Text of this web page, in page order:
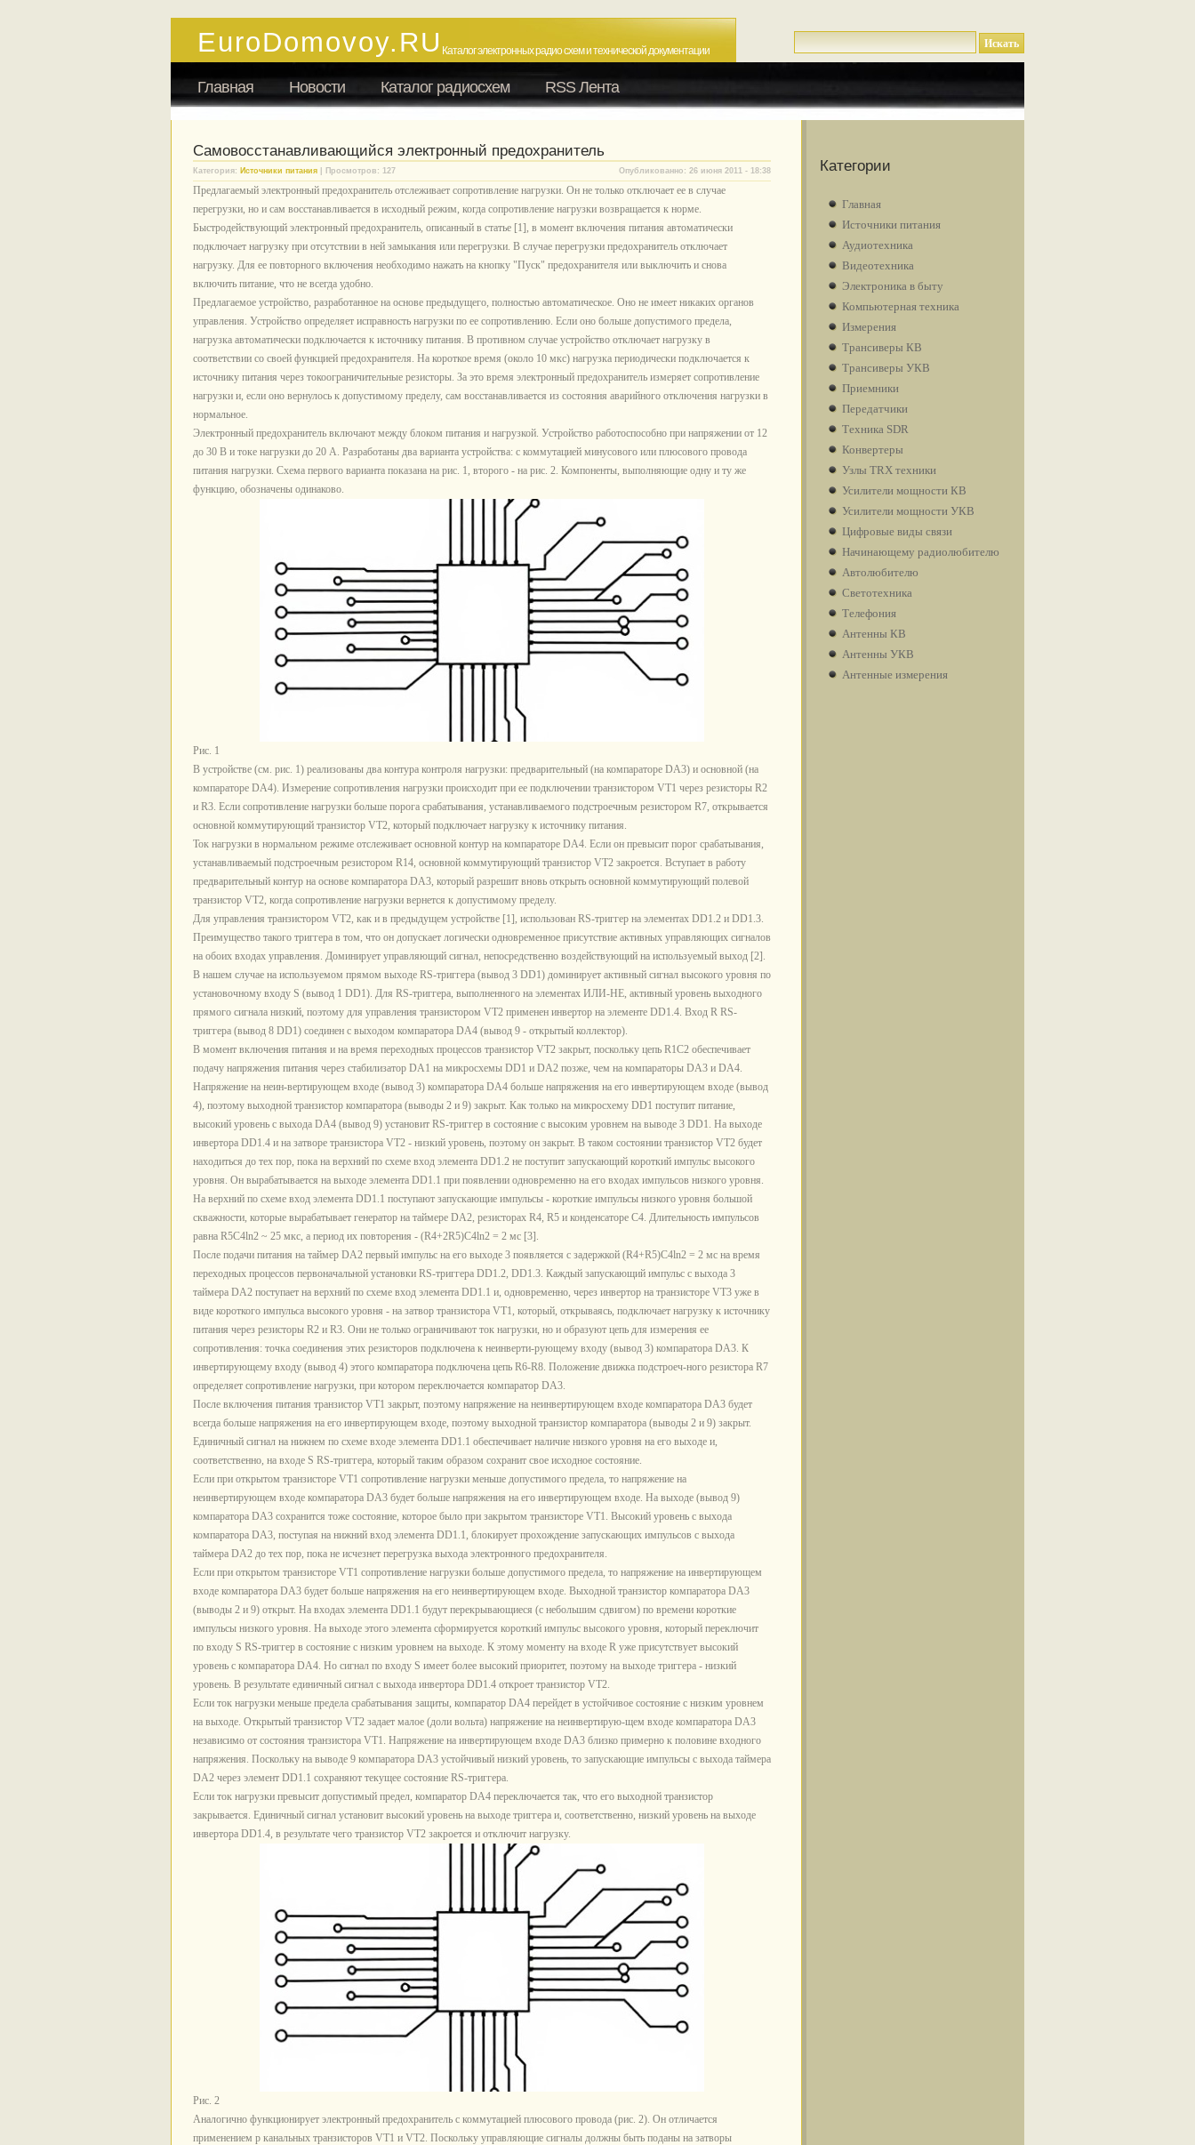
EuroDomovoy.RU Каталог электронных радио схем и технической документации
Главная Новости Каталог радиосхем RSS Лента
Самовосстанавливающийся электронный предохранитель
Категория: Источники питания | Просмотров: 127 Опубликованно: 26 июня 2011 - 18:38
Предлагаемый электронный предохранитель отслеживает сопротивление нагрузки. Он не только отключает ее в случае
перегрузки, но и сам восстанавливается в исходный режим, когда сопротивление нагрузки возвращается к норме.
Быстродействующий электронный предохранитель, описанный в статье [1], в момент включения питания автоматически
подключает нагрузку при отсутствии в ней замыкания или перегрузки. В случае перегрузки предохранитель отключает
нагрузку. Для ее повторного включения необходимо нажать на кнопку "Пуск" предохранителя или выключить и снова
включить питание, что не всегда удобно.
Предлагаемое устройство, разработанное на основе предыдущего, полностью автоматическое. Оно не имеет никаких органов
управления. Устройство определяет исправность нагрузки по ее сопротивлению. Если оно больше допустимого предела,
нагрузка автоматически подключается к источнику питания. В противном случае устройство отключает нагрузку в
соответствии со своей функцией предохранителя. На короткое время (около 10 мкс) нагрузка периодически подключается к
источнику питания через токоограничительные резисторы. За это время электронный предохранитель измеряет сопротивление
нагрузки и, если оно вернулось к допустимому пределу, сам восстанавливается из состояния аварийного отключения нагрузки в
нормальное.
Электронный предохранитель включают между блоком питания и нагрузкой. Устройство работоспособно при напряжении от 12
до 30 В и токе нагрузки до 20 А. Разработаны два варианта устройства: с коммутацией минусового или плюсового провода
питания нагрузки. Схема первого варианта показана на рис. 1, второго - на рис. 2. Компоненты, выполняющие одну и ту же
функцию, обозначены одинаково.
Рис. 1
В устройстве (см. рис. 1) реализованы два контура контроля нагрузки: предварительный (на компараторе DA3) и основной (на
компараторе DA4). Измерение сопротивления нагрузки происходит при ее подключении транзистором VT1 через резисторы R2
и R3. Если сопротивление нагрузки больше порога срабатывания, устанавливаемого подстроечным резистором R7, открывается
основной коммутирующий транзистор VT2, который подключает нагрузку к источнику питания.
Ток нагрузки в нормальном режиме отслеживает основной контур на компараторе DA4. Если он превысит порог срабатывания,
устанавливаемый подстроечным резистором R14, основной коммутирующий транзистор VT2 закроется. Вступает в работу
предварительный контур на основе компаратора DA3, который разрешит вновь открыть основной коммутирующий полевой
транзистор VT2, когда сопротивление нагрузки вернется к допустимому пределу.
Для управления транзистором VT2, как и в предыдущем устройстве [1], использован RS-триггер на элементах DD1.2 и DD1.3.
Преимущество такого триггера в том, что он допускает логически одновременное присутствие активных управляющих сигналов
на обоих входах управления. Доминирует управляющий сигнал, непосредственно воздействующий на используемый выход [2].
В нашем случае на используемом прямом выходе RS-триггера (вывод 3 DD1) доминирует активный сигнал высокого уровня по
установочному входу S (вывод 1 DD1). Для RS-триггера, выполненного на элементах ИЛИ-НЕ, активный уровень выходного
прямого сигнала низкий, поэтому для управления транзистором VT2 применен инвертор на элементе DD1.4. Вход R RS-
триггера (вывод 8 DD1) соединен с выходом компаратора DA4 (вывод 9 - открытый коллектор).
В момент включения питания и на время переходных процессов транзистор VT2 закрыт, поскольку цепь R1C2 обеспечивает
подачу напряжения питания через стабилизатор DA1 на микросхемы DD1 и DA2 позже, чем на компараторы DA3 и DA4.
Напряжение на неин-вертирующем входе (вывод 3) компаратора DA4 больше напряжения на его инвертирующем входе (вывод
4), поэтому выходной транзистор компаратора (выводы 2 и 9) закрыт. Как только на микросхему DD1 поступит питание,
высокий уровень с выхода DA4 (вывод 9) установит RS-триггер в состояние с высоким уровнем на выводе 3 DD1. На выходе
инвертора DD1.4 и на затворе транзистора VT2 - низкий уровень, поэтому он закрыт. В таком состоянии транзистор VT2 будет
находиться до тех пор, пока на верхний по схеме вход элемента DD1.2 не поступит запускающий короткий импульс высокого
уровня. Он вырабатывается на выходе элемента DD1.1 при появлении одновременно на его входах импульсов низкого уровня.
На верхний по схеме вход элемента DD1.1 поступают запускающие импульсы - короткие импульсы низкого уровня большой
скважности, которые вырабатывает генератор на таймере DA2, резисторах R4, R5 и конденсаторе С4. Длительность импульсов
равна R5C4ln2 ~ 25 мкс, а период их повторения - (R4+2R5)C4ln2 = 2 мс [3].
После подачи питания на таймер DA2 первый импульс на его выходе 3 появляется с задержкой (R4+R5)C4ln2 = 2 мс на время
переходных процессов первоначальной установки RS-триггера DD1.2, DD1.3. Каждый запускающий импульс с выхода 3
таймера DA2 поступает на верхний по схеме вход элемента DD1.1 и, одновременно, через инвертор на транзисторе VT3 уже в
виде короткого импульса высокого уровня - на затвор транзистора VT1, который, открываясь, подключает нагрузку к источнику
питания через резисторы R2 и R3. Они не только ограничивают ток нагрузки, но и образуют цепь для измерения ее
сопротивления: точка соединения этих резисторов подключена к неинверти-рующему входу (вывод 3) компаратора DA3. К
инвертирующему входу (вывод 4) этого компаратора подключена цепь R6-R8. Положение движка подстроеч-ного резистора R7
определяет сопротивление нагрузки, при котором переключается компаратор DA3.
После включения питания транзистор VT1 закрыт, поэтому напряжение на неинвертирующем входе компаратора DA3 будет
всегда больше напряжения на его инвертирующем входе, поэтому выходной транзистор компаратора (выводы 2 и 9) закрыт.
Единичный сигнал на нижнем по схеме входе элемента DD1.1 обеспечивает наличие низкого уровня на его выходе и,
соответственно, на входе S RS-триггера, который таким образом сохранит свое исходное состояние.
Если при открытом транзисторе VT1 сопротивление нагрузки меньше допустимого предела, то напряжение на
неинвертирующем входе компаратора DA3 будет больше напряжения на его инвертирующем входе. На выходе (вывод 9)
компаратора DA3 сохранится тоже состояние, которое было при закрытом транзисторе VT1. Высокий уровень с выхода
компаратора DA3, поступая на нижний вход элемента DD1.1, блокирует прохождение запускающих импульсов с выхода
таймера DA2 до тех пор, пока не исчезнет перегрузка выхода электронного предохранителя.
Если при открытом транзисторе VT1 сопротивление нагрузки больше допустимого предела, то напряжение на инвертирующем
входе компаратора DA3 будет больше напряжения на его неинвертирующем входе. Выходной транзистор компаратора DA3
(выводы 2 и 9) открыт. На входах элемента DD1.1 будут перекрывающиеся (с небольшим сдвигом) по времени короткие
импульсы низкого уровня. На выходе этого элемента сформируется короткий импульс высокого уровня, который переключит
по входу S RS-триггер в состояние с низким уровнем на выходе. К этому моменту на входе R уже присутствует высокий
уровень с компаратора DA4. Но сигнал по входу S имеет более высокий приоритет, поэтому на выходе триггера - низкий
уровень. В результате единичный сигнал с выхода инвертора DD1.4 откроет транзистор VT2.
Если ток нагрузки меньше предела срабатывания защиты, компаратор DA4 перейдет в устойчивое состояние с низким уровнем
на выходе. Открытый транзистор VT2 задает малое (доли вольта) напряжение на неинвертирую-щем входе компаратора DA3
независимо от состояния транзистора VT1. Напряжение на инвертирующем входе DA3 близко примерно к половине входного
напряжения. Поскольку на выводе 9 компаратора DA3 устойчивый низкий уровень, то запускающие импульсы с выхода таймера
DA2 через элемент DD1.1 сохраняют текущее состояние RS-триггера.
Если ток нагрузки превысит допустимый предел, компаратор DA4 переключается так, что его выходной транзистор
закрывается. Единичный сигнал установит высокий уровень на выходе триггера и, соответственно, низкий уровень на выходе
инвертора DD1.4, в результате чего транзистор VT2 закроется и отключит нагрузку.
Рис. 2
Аналогично функционирует электронный предохранитель с коммутацией плюсового провода (рис. 2). Он отличается
применением р канальных транзисторов VT1 и VT2. Поскольку управляющие сигналы должны быть поданы на затворы
Категории
Главная
Источники питания
Аудиотехника
Видеотехника
Электроника в быту
Компьютерная техника
Измерения
Трансиверы КВ
Трансиверы УКВ
Приемники
Передатчики
Техника SDR
Конвертеры
Узлы TRX техники
Усилители мощности КВ
Усилители мощности УКВ
Цифровые виды связи
Начинающему радиолюбителю
Автолюбителю
Светотехника
Телефония
Антенны КВ
Антенны УКВ
Антенные измерения